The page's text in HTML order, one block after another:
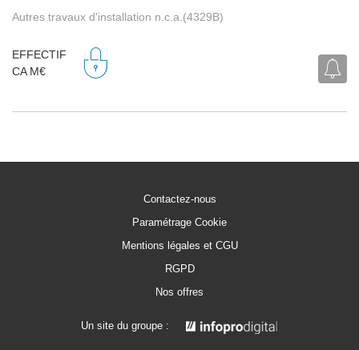
Autres travaux d'installation n.c.a.(4329B)
EFFECTIF
CA M€
Contactez-nous
Paramétrage Cookie
Mentions légales et CGU
RGPD
Nos offres
Un site du groupe :